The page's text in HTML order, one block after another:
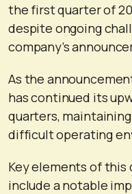
the first quarter of
despite ongoing
company’s
As the
has continued its
quarters,
difficult operating
Key elements of this
include a notable